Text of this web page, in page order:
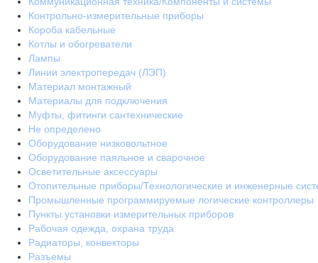
Контрольно-измерительные приборы
Короба кабельные
Котлы и обогреватели
Лампы
Линии электропередач (ЛЭП)
Материал монтажный
Материалы для подключения
Муфты, фитинги сантехнические
Не определено
Оборудование низковольтное
Оборудование паяльное и сварочное
Осветительные аксессуары
Отопительные приборы/Технологические и инженерные
Промышленные программируемые логические контроллеры
Пункты установки измерительных приборов
Рабочая одежда, охрана труда
Радиаторы, конвекторы
Разъемы